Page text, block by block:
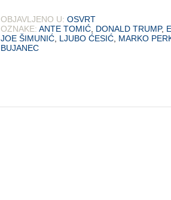
OBJAVLJENO U: OSVRT
OZNAKE: ANTE TOMIĆ DONALD TRUMP,
JOE ŠIMUNIĆ LJUBO ĆESIĆ MARKO
BUJANEC